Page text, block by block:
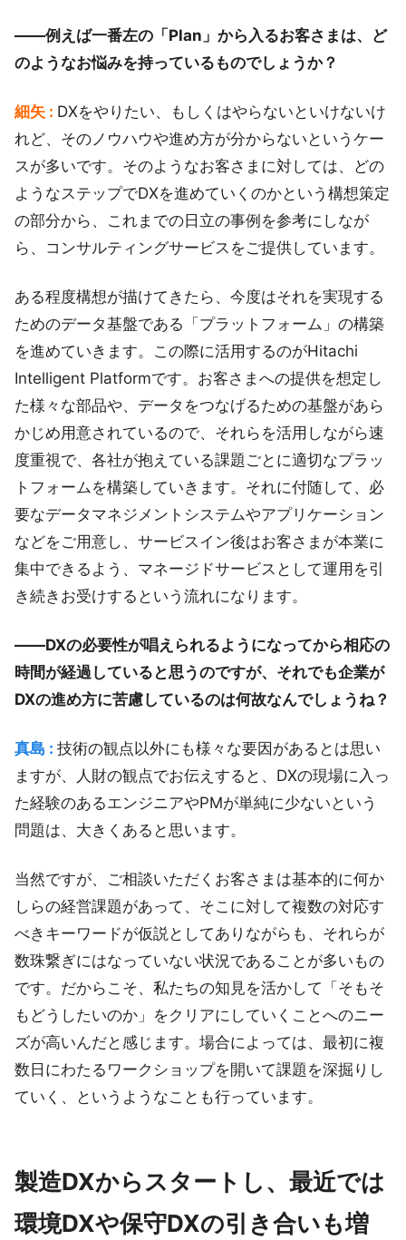
――例えば一番左の「Plan」から入るお客さまは、ど
のようなお悩みを持っているものでしょうか？
細矢 : DXをやりたい、もしくはやらないといけないけ
れど、そのノウハウや進め方が分からないというケー
スが多いです。そのようなお客さまに対しては、どの
ようなステップでDXを進めていくのかという構想策定
の部分から、これまでの日立の事例を参考にしなが
ら、コンサルティングサービスをご提供しています。
ある程度構想が描けてきたら、今度はそれを実現する
ためのデータ基盤である「プラットフォーム」の構築
を進めていきます。この際に活用するのがHitachi
Intelligent Platformです。お客さまへの提供を想定し
た様々な部品や、データをつなげるための基盤があら
かじめ用意されているので、それらを活用しながら速
度重視で、各社が抱えている課題ごとに適切なプラッ
トフォームを構築していきます。それに付随して、必
要なデータマネジメントシステムやアプリケーション
などをご用意し、サービスイン後はお客さまが本業に
集中できるよう、マネージドサービスとして運用を引
き続きお受けするという流れになります。
――DXの必要性が唱えられるようになってから相応の
時間が経過していると思うのですが、それでも企業が
DXの進め方に苦慮しているのは何故なんでしょうね？
真島 : 技術の観点以外にも様々な要因があるとは思い
ますが、人財の観点でお伝えすると、DXの現場に入っ
た経験のあるエンジニアやPMが単純に少ないという
問題は、大きくあると思います。
当然ですが、ご相談いただくお客さまは基本的に何か
しらの経営課題があって、そこに対して複数の対応す
べきキーワードが仮説としてありながらも、それらが
数珠繋ぎにはなっていない状況であることが多いもの
です。だからこそ、私たちの知見を活かして「そもそ
もどうしたいのか」をクリアにしていくことへのニー
ズが高いんだと感じます。場合によっては、最初に複
数日にわたるワークショップを開いて課題を深掘りし
ていく、というようなことも行っています。
製造DXからスタートし、最近では
環境DXや保守DXの引き合いも増